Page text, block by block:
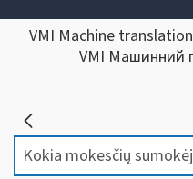
VMI Machine
VMI Машинний